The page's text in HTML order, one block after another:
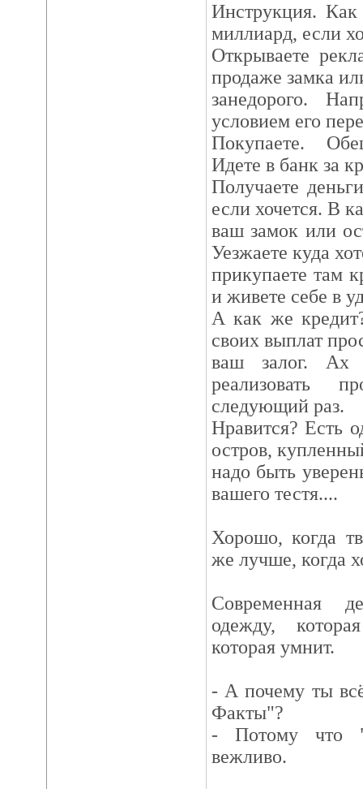
Инструкция. Как
миллиард, если
Открываете
продаже замка
занедорого.
условием его
Покупаете.
Идете в банк за
Получаете
если хочется. В
ваш замок или
Уезжаете куда
прикупаете там
и живете себе в
А как же
своих выплат
ваш залог. Ах
реализовать
следующий раз.
Нравится? Есть
остров,
надо быть
вашего тестя....
Хорошо, когда
же лучше, когда
Современная
одежду,
которая умнит.
- А почему ты
Факты"?
- Потому что
вежливо.